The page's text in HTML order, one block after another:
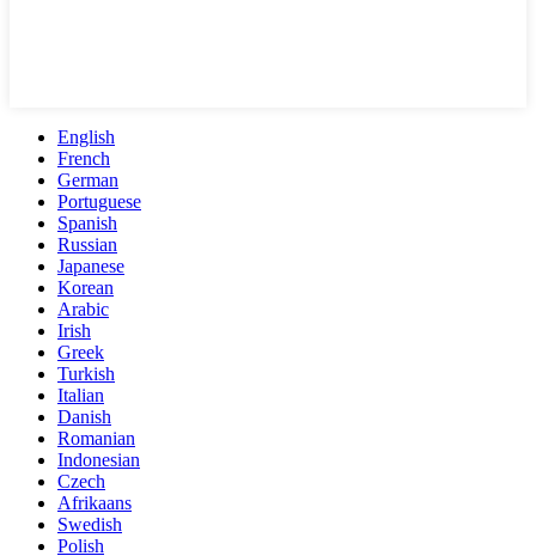
English
French
German
Portuguese
Spanish
Russian
Japanese
Korean
Arabic
Irish
Greek
Turkish
Italian
Danish
Romanian
Indonesian
Czech
Afrikaans
Swedish
Polish